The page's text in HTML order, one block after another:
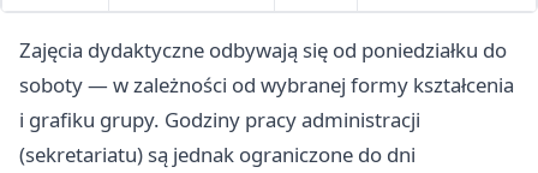
Zajęcia dydaktyczne odbywają się od poniedziałku do
soboty — w zależności od wybranej formy kształcenia
i grafiku grupy. Godziny pracy administracji
(sekretariatu) są jednak ograniczone do dni